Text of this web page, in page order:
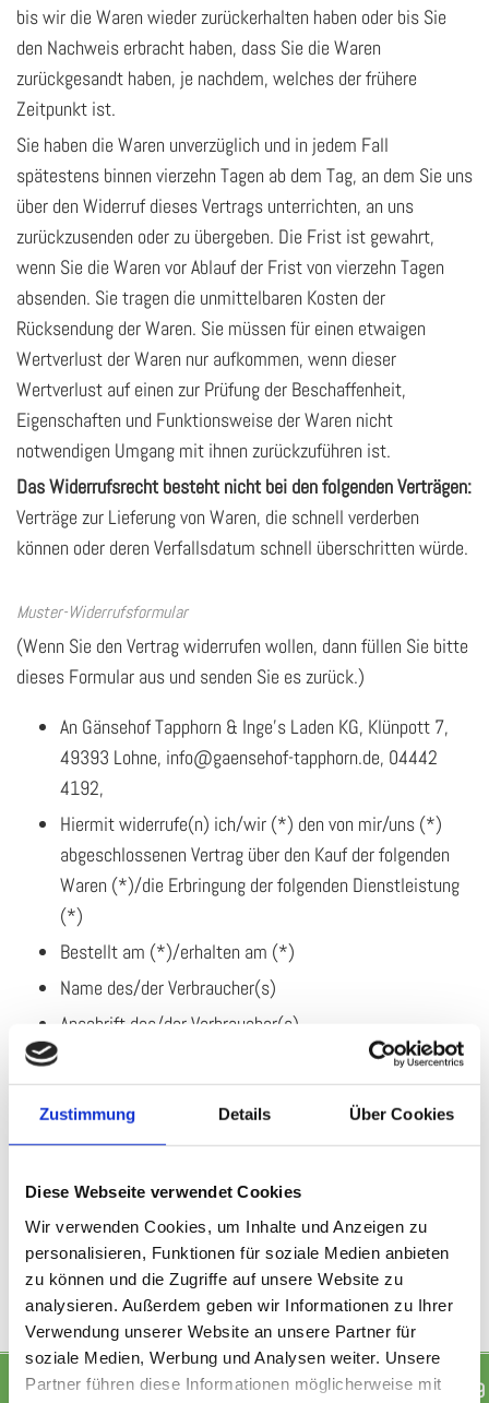
Zustimmung Details Über Cookies
Diese Webseite verwendet Cookies
Wir verwenden Cookies, um Inhalte und Anzeigen zu
personalisieren, Funktionen für soziale Medien anbieten
zu können und die Zugriffe auf unsere Website zu
analysieren. Außerdem geben wir Informationen zu Ihrer
Verwendung unserer Website an unsere Partner für
soziale Medien, Werbung und Analysen weiter. Unsere
Partner führen diese Informationen möglicherweise mit
bis wir die Waren wieder zurückerhalten haben oder bis Sie
den Nachweis erbracht haben, dass Sie die Waren
zurückgesandt haben, je nachdem, welches der frühere
Zeitpunkt ist.
Sie haben die Waren unverzüglich und in jedem Fall
spätestens binnen vierzehn Tagen ab dem Tag, an dem Sie uns
über den Widerruf dieses Vertrags unterrichten, an uns
zurückzusenden oder zu übergeben. Die Frist ist gewahrt,
wenn Sie die Waren vor Ablauf der Frist von vierzehn Tagen
absenden. Sie tragen die unmittelbaren Kosten der
Rücksendung der Waren. Sie müssen für einen etwaigen
Wertverlust der Waren nur aufkommen, wenn dieser
Wertverlust auf einen zur Prüfung der Beschaffenheit,
Eigenschaften und Funktionsweise der Waren nicht
notwendigen Umgang mit ihnen zurückzuführen ist.
Das Widerrufsrecht besteht nicht bei den folgenden Verträgen:
Verträge zur Lieferung von Waren, die schnell verderben
können oder deren Verfallsdatum schnell überschritten würde.
Muster-Widerrufsformular
(Wenn Sie den Vertrag widerrufen wollen, dann füllen Sie bitte
dieses Formular aus und senden Sie es zurück.)
An Gänsehof Tapphorn & Inge's Laden KG, Klünpott 7,
49393 Lohne, info@gaensehof-tapphorn.de, 04442
4192,
Hiermit widerrufe(n) ich/wir (*) den von mir/uns (*)
abgeschlossenen Vertrag über den Kauf der folgenden
Waren (*)/die Erbringung der folgenden Dienstleistung
(*)
Bestellt am (*)/erhalten am (*)
Name des/der Verbraucher(s)
Anschrift des/der Verbraucher(s)
Unterschrift des/der Verbraucher(s) (nur bei Mitteilung
auf Papier)
Datum
Wir freuen uns auf Ihren Anruf  04442 4192oder via 0179